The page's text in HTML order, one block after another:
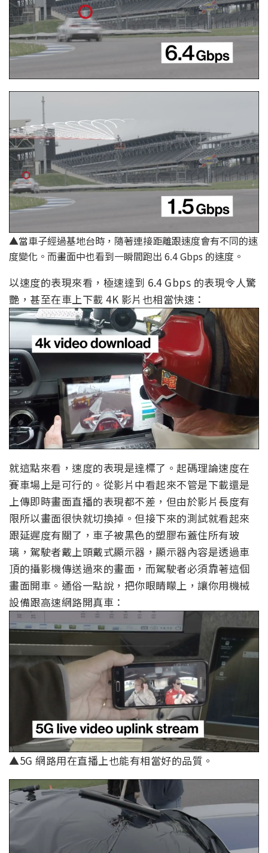
▲當車子經過基地台時，隨著連接距離跟速度會有不同的速
度變化。而畫面中也看到一瞬間跑出 6.4 Gbps 的速度。
以速度的表現來看，極速達到 6.4 Gbps 的表現令人驚
艷，甚至在車上下載 4K 影片也相當快速：
就這點來看，速度的表現是達標了。起碼理論速度在
賽車場上是可行的。從影片中看起來不管是下載還是
上傳即時畫面直播的表現都不差，但由於影片長度有
限所以畫面很快就切換掉。但接下來的測試就看起來
跟延遲度有關了，車子被黑色的塑膠布蓋住所有玻
璃，駕駛者戴上頭戴式顯示器，顯示器內容是透過車
頂的攝影機傳送過來的畫面，而駕駛者必須靠著這個
畫面開車。通俗一點說，把你眼睛矇上，讓你用機械
設備跟高速網路開真車：
▲5G 網路用在直播上也能有相當好的品質。